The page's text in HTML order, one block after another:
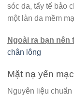
sóc da, tẩy tế bảo
một làn da mềm
Ngoài ra bạn nên
chân lông
Mặt nạ yến
Nguyên liệu